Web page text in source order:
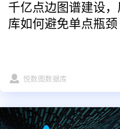
千亿点边图谱建设
库如何避免单点瓶颈
悦数图数据库